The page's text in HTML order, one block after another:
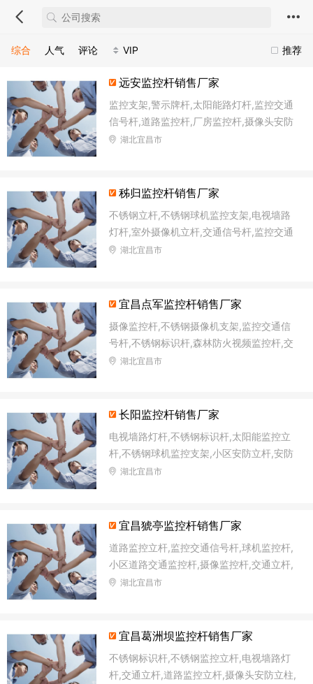
推荐
综合 人气 评论 VIP
远安监控杆销售厂家
监控支架,警示牌杆,太阳能路灯杆,监控交通
信号杆,道路监控杆,厂房监控杆,摄像头安防
立柱,不锈钢标识杆
湖北宜昌市
秭归监控杆销售厂家
不锈钢立杆,不锈钢球机监控支架,电视墙路
灯杆,室外摄像机立杆,交通信号杆,监控交通
信号杆,一体化交通信号灯杆,电子监控杆
湖北宜昌市
宜昌点军监控杆销售厂家
摄像监控杆,不锈钢摄像机支架,监控交通信
号杆,不锈钢标识杆,森林防火视频监控杆,交
通信号杆灯杆,太阳能监控灯灯杆,交通安防
湖北宜昌市
长阳监控杆销售厂家
电视墙路灯杆,不锈钢标识杆,太阳能监控立
杆,不锈钢球机监控支架,小区安防立杆,安防
监控塔监控杆,太阳能监控杆,森林防火语音
湖北宜昌市
宜昌猇亭监控杆销售厂家
道路监控立杆,监控交通信号杆,球机监控杆,
小区道路交通监控杆,摄像监控杆,交通立杆,
摄像机立柱支架,电子监控杆
湖北宜昌市
宜昌葛洲坝监控杆销售厂家
不锈钢标识杆,不锈钢监控立杆,电视墙路灯
杆,交通立杆,道路监控立杆,摄像头安防立柱,